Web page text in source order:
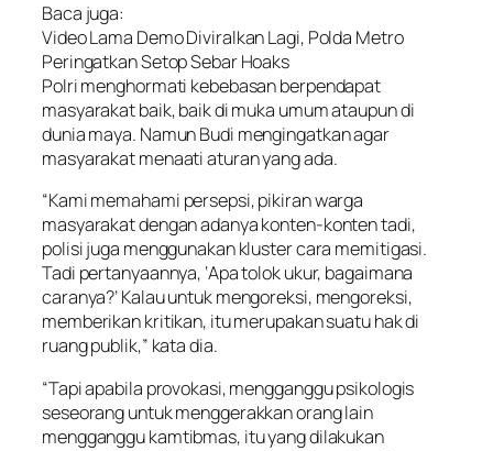
Baca juga:
Video Lama Demo Diviralkan Lagi, Polda Metro
Peringatkan Setop Sebar Hoaks
Polri menghormati kebebasan berpendapat
masyarakat baik, baik di muka umum ataupun di
dunia maya. Namun Budi mengingatkan agar
masyarakat menaati aturan yang ada.
“Kami memahami persepsi, pikiran warga
masyarakat dengan adanya konten-konten tadi,
polisi juga menggunakan kluster cara memitigasi.
Tadi pertanyaannya, ‘Apa tolok ukur, bagaimana
caranya?’ Kalau untuk mengoreksi, mengoreksi,
memberikan kritikan, itu merupakan suatu hak di
ruang publik,” kata dia.
“Tapi apabila provokasi, mengganggu psikologis
seseorang untuk menggerakkan orang lain
mengganggu kamtibmas, itu yang dilakukan